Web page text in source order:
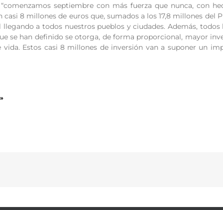
septiembre con más fuerza que nunca, con
8 millones de euros que, sumados a los 17,8 millones del
a todos nuestros pueblos y ciudades. Además,
se han definido se otorga, de forma proporcional, mayor
Estos casi 8 millones de inversión van a suponer un